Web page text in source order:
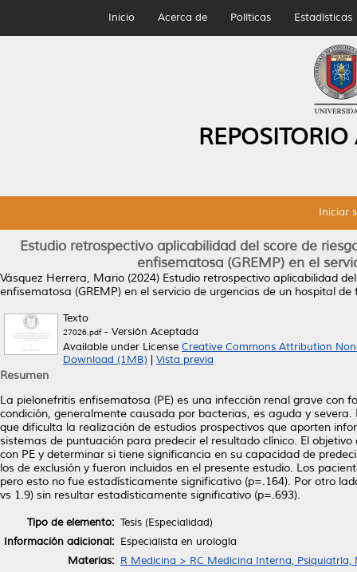
Inicio Acerca de Políticas Estadísticas
Iniciar
Estudio retrospectivo aplicabilidad del score de
enfisematosa (GREMP) en el
Vásquez Herrera, Mario (2024) Estudio retrospectivo aplicabilidad
enfisematosa (GREMP) en el servicio de urgencias de un hospital de
Texto
27026.pdf- Versión Aceptada
Available under License Creative Commons Attribution
Download (1MB)
Vista previa
Resumen
La pielonefritis enfisematosa (PE) es una infección renal grave
condición, generalmente causada por bacterias, es aguda y
que dificulta la realización de estudios prospectivos que aporten
sistemas de puntuación para predecir el resultado clínico. El
con PE y determinar si tiene significancia en su capacidad de
los de exclusión y fueron incluidos en el presente estudio. Los
pero esto no fue estadísticamente significativo (p=.164). Por otro
vs 1.9) sin resultar estadísticamente significativo (p=.693).
Tipo de elemento: Tesis (Especialidad)
Información adicional: Especialista en urología
Materias: R Medicina > RC Medicina Interna, Psiquiatría,